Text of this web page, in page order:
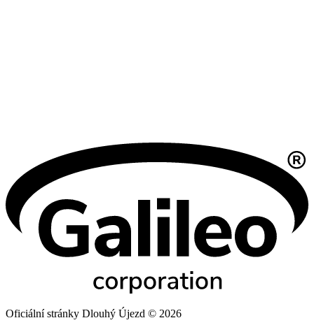
Oficiální stránky Dlouhý Újezd © 2026